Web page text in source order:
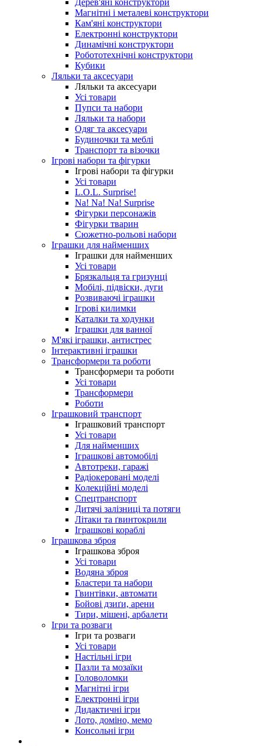
Дерев'яні конструктори
Магнітні і металеві конструктори
Кам'яні конструктори
Електронні конструктори
Динамічні конструктори
Робототехнічні конструктори
Кубики
Ляльки та аксесуари
Ляльки та аксесуари
Усі товари
Пупси та набори
Ляльки та набори
Одяг та аксесуари
Будиночки та меблі
Транспорт та візочки
Ігрові набори та фігурки
Ігрові набори та фігурки
Усі товари
L.O.L. Surprise!
Na! Na! Na! Surprise
Фігурки персонажів
Фігурки тварин
Сюжетно-рольові набори
Іграшки для найменших
Іграшки для найменших
Усі товари
Брязкальця та гризунці
Мобілі, підвіски, дуги
Розвиваючі іграшки
Ігрові килимки
Каталки та ходунки
Іграшки для ванної
М'які іграшки, антистрес
Інтерактивні іграшки
Трансформери та роботи
Трансформери та роботи
Усі товари
Трансформери
Роботи
Іграшковий транспорт
Іграшковий транспорт
Усі товари
Для найменших
Іграшкові автомобілі
Автотреки, гаражі
Радіокеровані моделі
Колекційні моделі
Спецтранспорт
Дитячі залізниці та потяги
Літаки та ґвинтокрили
Іграшкові кораблі
Іграшкова зброя
Іграшкова зброя
Усі товари
Водяна зброя
Бластери та набори
Гвинтівки, автомати
Бойові дзиґи, арени
Тири, мішені, арбалети
Ігри та розваги
Ігри та розваги
Усі товари
Настільні ігри
Пазли та мозаїки
Головоломки
Магнітні ігри
Електронні ігри
Дидактичні ігри
Лото, доміно, мемо
Консольні ігри